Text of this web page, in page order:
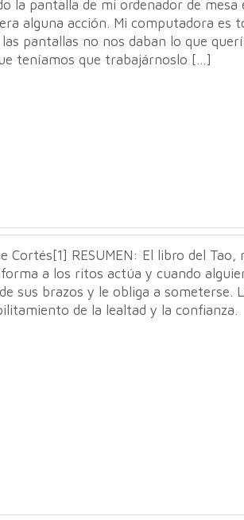
la pantalla de mi ordenador de mesa
alguna acción. Mi computadora es
pantallas no nos daban lo que
teníamos que trabajárnoslo […]
Cortés[1] RESUMEN: El libro del Tao,
a los ritos actúa y cuando
sus brazos y le obliga a someterse.
de la lealtad y la confianza.